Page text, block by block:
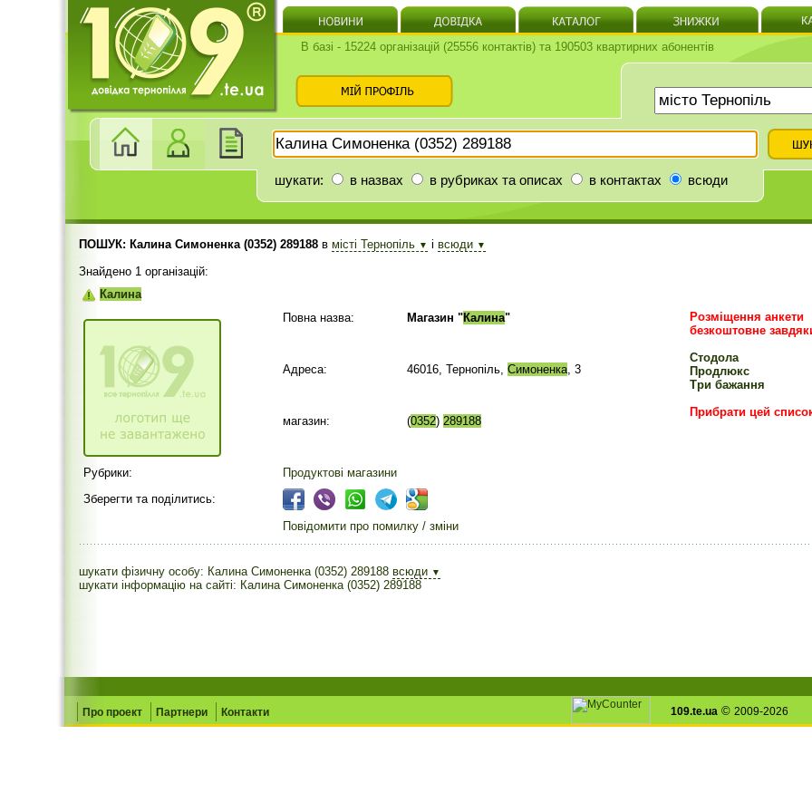
В базі - 15224 організацій (25556 контактів) та 190503 квартирних абонентів
шукати: в назвах в рубриках та описах в контактах всюди
ПОШУК: Калина Симоненка (0352) 289188 в місті Тернопіль ▼ і всюди ▼
Знайдено 1 організацій:
Калина
Розміщення анкети
безкоштовне
Стодола
Продлюкс
Три бажання
Прибрати цей
Повна назва: Магазин "Калина"
Адреса: 46016, Тернопіль, Симоненка, 3
магазин: (0352) 289188
Рубрики:
Продуктові магазини
Зберегти та поділитись:
Повідомити про помилку / зміни
шукати фізичну особу: Калина Симоненка (0352) 289188 всюди ▼
шукати інформацію на сайті: Калина Симоненка (0352) 289188
Про проект Партнери Контакти 109.te.ua © 2009-2026